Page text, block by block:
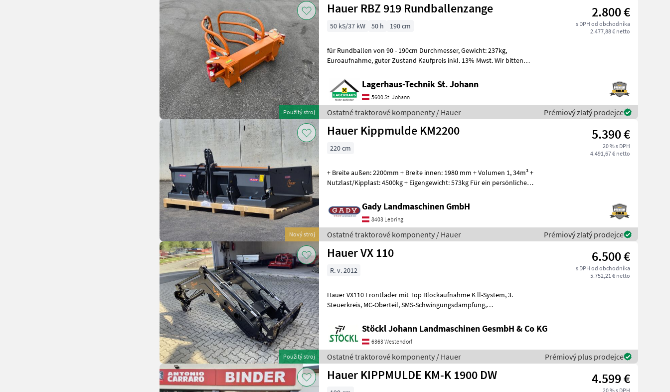
Použitý stroj
Hauer RBZ 919 Rundballenzange 2.800 €
s DPH od obchodníka
2.477,88 € netto
50 kS/37 kW 50 h 190 cm
für Rundballen von 90 - 190cm Durchmesser, Gewicht: 237kg,
Euroaufnahme, guter Zustand Kaufpreis inkl. 13% Mwst. Wir bitten
Lagerhaus-Technik St. Johann
5600 St. Johann
Ostatné traktorové komponenty / Hauer Prémiový zlatý prodejce
Nový stroj
Hauer Kippmulde KM2200 5.390 €
20 % s DPH
4.491,67 € netto
220 cm
+ Breite außen: 2200mm + Breite innen: 1980 mm + Volumen 1, 34m³ +
Nutzlast/Kipplast: 4500kg + Eigengewicht: 573kg Für ein persönliches
Gady Landmaschinen GmbH
8403 Lebring
Ostatné traktorové komponenty / Hauer Prémiový zlatý prodejce
Použitý stroj
Hauer VX 110 6.500 €
s DPH od obchodníka
5.752,21 € netto
R. v. 2012
Hauer VX110 Frontlader mit Top Blockaufnahme K ll-System, 3.
Steuerkreis, MC-Oberteil, SMS-Schwingungsdämpfung,
Stöckl Johann Landmaschinen GesmbH & Co KG
6363 Westendorf
Ostatné traktorové komponenty / Hauer Prémiový plus prodejce
Hauer KIPPMULDE KM-K 1900 DW 4.599 €
20 % s DPH